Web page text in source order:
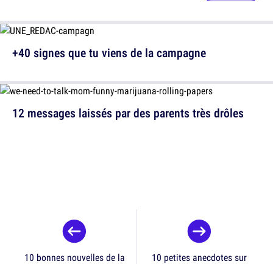
12 messages laissés par des parents très drôles
+40 signes que tu viens de la campagne
10 bonnes nouvelles de la
10 petites anecdotes sur